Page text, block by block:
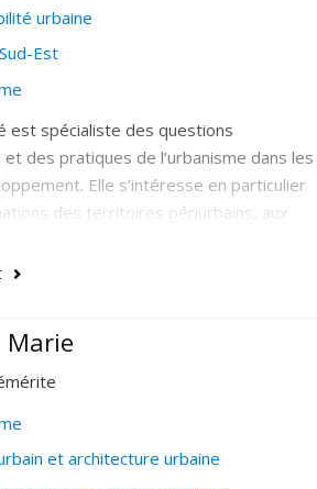
visuelles, historiques, etc.)
par courriel.
urbaine
Est
est spécialiste des questions
et des pratiques de l’urbanisme dans les
Elle s’intéresse en particulier
des territoires périurbains, aux
dans la fabrique de la ville, à
ainsi qu’à l’appropriation de
Marie
et architecture urbaine